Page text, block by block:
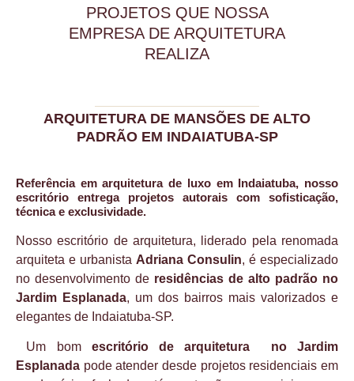
PROJETOS QUE NOSSA
EMPRESA DE ARQUITETURA
REALIZA
ARQUITETURA DE MANSÕES DE ALTO
PADRÃO EM INDAIATUBA-SP
Referência emarquitetura de luxoem Indaiatuba, nosso
escritório entrega projetos autorais com sofisticação,
técnica e exclusividade.
Nosso escritório de arquitetura, liderado pela renomada
arquiteta e urbanista Adriana Consulin, é especializado
no desenvolvimento de residências de alto padrão no
Jardim Esplanada, um dos bairros mais valorizados e
elegantes de Indaiatuba-SP.
Um bom escritório de arquitetura no Jardim
Esplanada pode atender desde projetos residenciais em